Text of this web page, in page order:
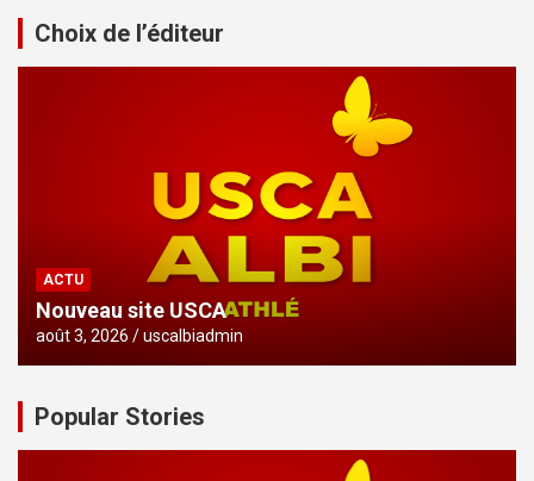
Choix de l’éditeur
ACTU
Nouveau site USCA
août 3, 2026 uscalbiadmin
Popular Stories